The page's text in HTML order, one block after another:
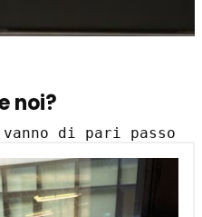
noi?
di pari passo